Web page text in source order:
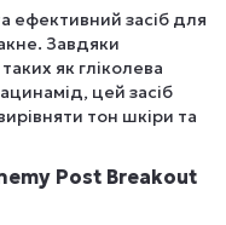
ефективний засіб для
Завдяки
як гліколева
цей засіб
тон шкіри та
Post Breakout